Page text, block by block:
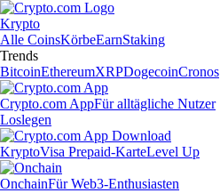
Krypto
Alle CoinsKörbeEarnStaking
Trends
BitcoinEthereumXRPDogecoinCronos
Crypto.com AppFür alltägliche Nutzer
Loslegen
KryptoVisa Prepaid-KarteLevel Up
OnchainFür Web3-Enthusiasten